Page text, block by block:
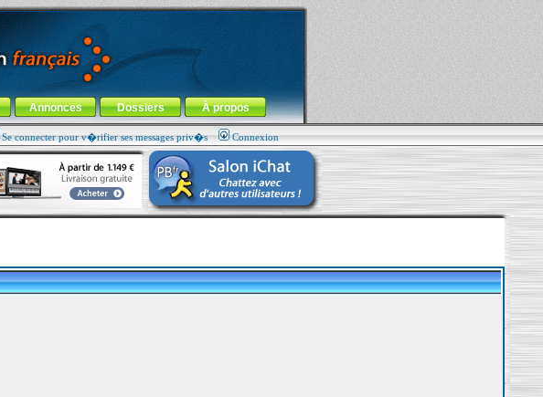
Annonces Dossiers À propos
Se connecter pour v�rifier ses messages priv�s Connexion